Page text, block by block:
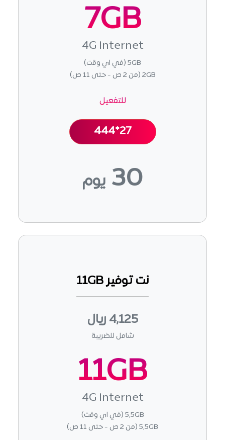
7GB
4G Internet
5GB (في اي وقت)
2GB (من 2 ص - حتى 11 ص)
للتفعيل
444*27
30 يوم
نت توفير 11GB
4,125 ريال
شامل للضريبة
11GB
4G Internet
5,5GB (في اي وقت)
5,5GB (من 2 ص - حتى 11 ص)